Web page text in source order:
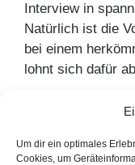
Um dir ein optimales
Cookies, um
Interview in
Natürlich ist die
bei einem
lohnt sich dafür
Schlagwörter
interview,